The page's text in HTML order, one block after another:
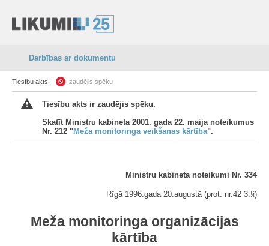
Darbības ar dokumentu
Tiesību akts: zaudējis spēku
Tiesību akts ir zaudējis spēku.
Skatīt Ministru kabineta 2001. gada 22. maija noteikumus
Nr. 212 "Meža monitoringa veikšanas kārtība".
Ministru kabineta noteikumi Nr. 334
Rīgā 1996.gada 20.augustā (prot. nr.42 3.§)
Meža monitoringa organizācijas
kārtība